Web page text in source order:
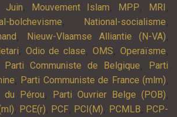
Juin, Mouvement Islam, MPP, MRI ,
bolchevisme, National-socialisme,
, Nieuw-Vlaamse Alliantie (N-VA),
, Odio de clase,OMS,Operaïsme,
Parti Communiste de Belgique, Parti
, Parti Communiste de France (mlm),
du Pérou, Parti Ouvrier Belge (POB),
, PCE(r), PCF, PCI(M), PCMLB, PCP-